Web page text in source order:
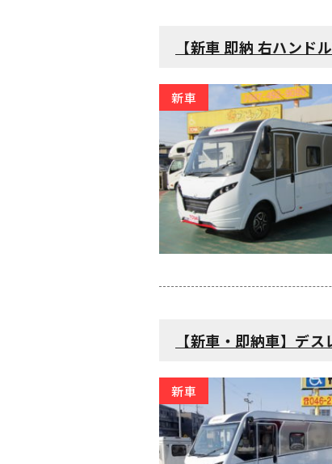
【新車 即納 右ハン
新車
【新車・即納車】デ
新車